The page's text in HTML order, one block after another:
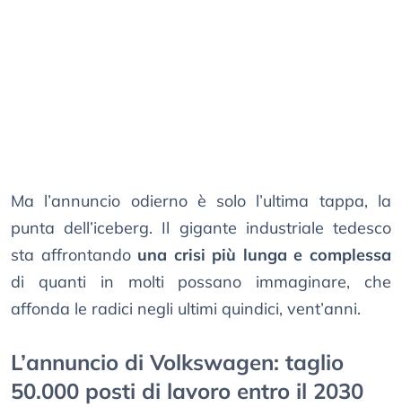
Ma l’annuncio odierno è solo l’ultima tappa, la
punta dell’iceberg. Il gigante industriale tedesco
sta affrontando una crisi più lunga e complessa
di quanti in molti possano immaginare, che
affonda le radici negli ultimi quindici, vent’anni.
L’annuncio di Volkswagen: taglio
50.000 posti di lavoro entro il 2030